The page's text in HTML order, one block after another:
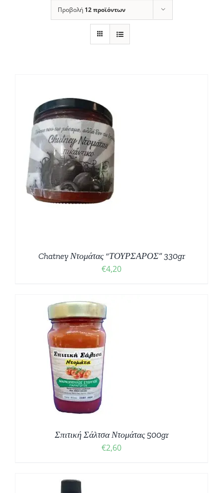
Προβολή 12 προϊόντων
Chatney Ντομάτας “ΤΟΥΡΣΑΡΟΣ” 330gr
€4,20
Σπιτική Σάλτσα Ντομάτας 500gr
€2,60